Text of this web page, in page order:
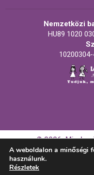
Nemzetközi
HU89 1020
© 2026. Minden
A weboldalon a minőségi
használunk.
Részletek